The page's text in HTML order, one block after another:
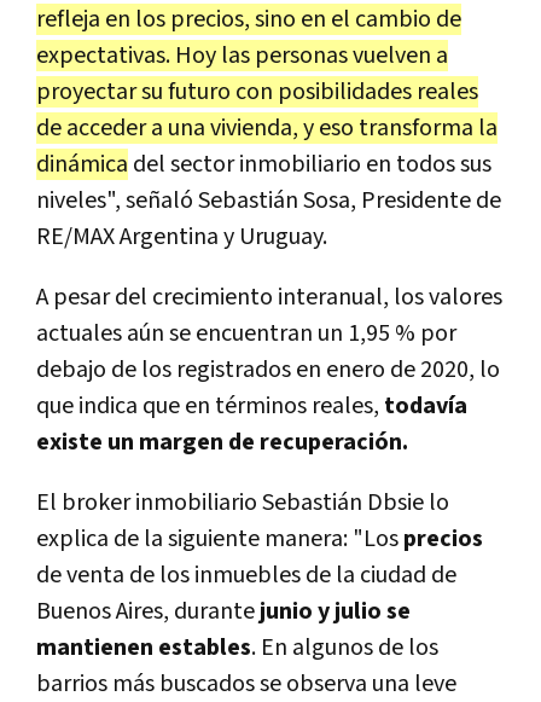
refleja en los precios, sino en el cambio de
expectativas. Hoy las personas vuelven a
proyectar su futuro con posibilidades reales
de acceder a una vivienda, y eso transforma la
dinámica del sector inmobiliario en todos sus
niveles", señaló Sebastián Sosa, Presidente de
RE/MAX Argentina y Uruguay.
A pesar del crecimiento interanual, los valores
actuales aún se encuentran un 1,95 % por
debajo de los registrados en enero de 2020, lo
que indica que en términos reales, todavía
existe un margen de recuperación.
El broker inmobiliario Sebastián Dbsie lo
explica de la siguiente manera: "Losprecios
de venta de los inmuebles de la ciudad de
Buenos Aires, durantejunio y julio se
mantienen estables. En algunos de los
barrios más buscados se observa una leve